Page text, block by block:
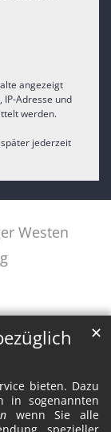
bieten. Dazu
in sogenannten
wenn Sie alle
✕
angezeigt
Adresse und
werden.
jederzeit
Westen